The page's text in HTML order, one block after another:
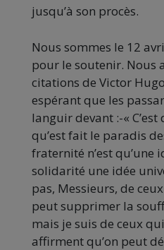
jusqu’à son procès.
Nous sommes le 12
pour le soutenir. Nous
citations de Victor
espérant que les
languir devant :-« C’est
qu’est fait le paradis
fraternité n’est qu’une
solidarité une idée
pas, Messieurs, de
peut supprimer la
mais je suis de ceux
affirment qu’on peut